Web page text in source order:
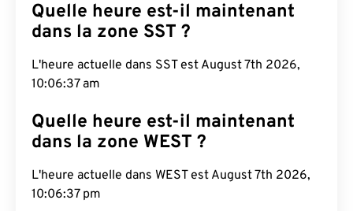
Quelle heure est-il maintenant
dans la zone SST ?
L'heure actuelle dans SST est August 7th 2026,
10:06:38 am
Quelle heure est-il maintenant
dans la zone WEST ?
L'heure actuelle dans WEST est August 7th 2026,
10:06:38 pm